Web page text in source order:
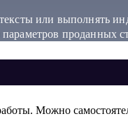
или выполнять
проданных
Можно